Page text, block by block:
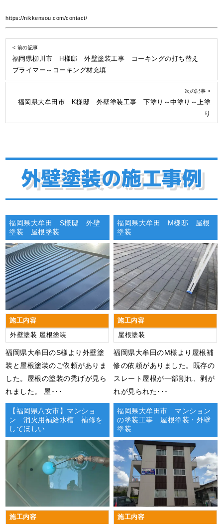
https://nikkensou.com/contact/
< 前の記事
福岡県柳川市 H様邸 外壁塗装工事 コーキングの打ち替え
プライマー～コーキング材充填
次の記事 >
福岡県大牟田市 K様邸 外壁塗装工事 下塗り～中塗り～上塗
り
外壁塗装の施工事例
福岡県大牟田 S様邸 外壁
塗装 屋根塗装
施工内容
外壁塗装 屋根塗装
福岡県大牟田のS様より外壁塗
装と屋根塗装のご依頼がありま
した。屋根の塗装の禿げが見ら
れました。 屋･･･
福岡県大牟田 M様邸 屋根
塗装
施工内容
屋根塗装
​​福岡県大牟田のM様より屋根補
修の依頼がありました。既存の
スレート屋根が一部割れ、剥が
れが見られた･･･
【福岡県八女市】マンショ
ン 消火用補給水槽 補修を
してほしい
施工内容
福岡県大牟田市 マンション
の塗装工事 屋根塗装・外壁
塗装
施工内容